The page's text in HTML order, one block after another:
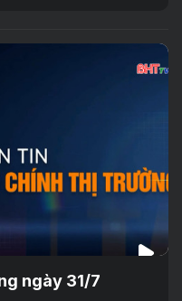
ngày 31/7